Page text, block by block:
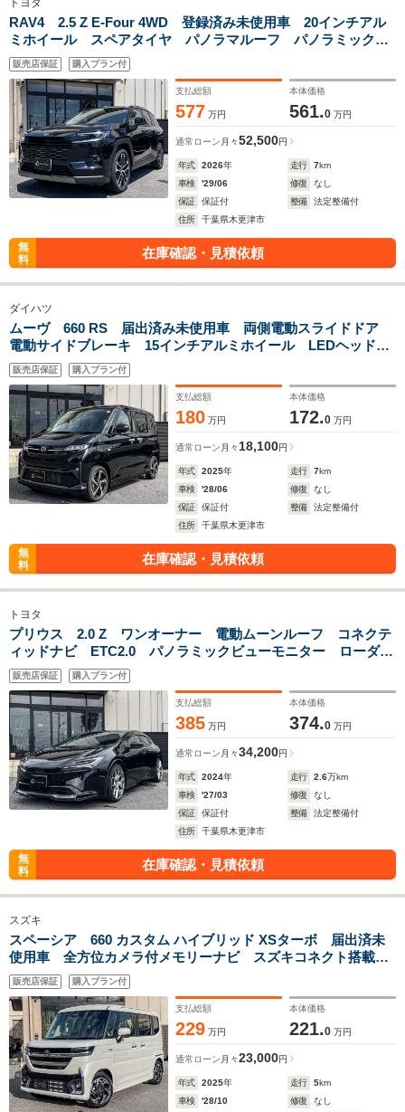
トヨタ
RAV4 2.5 Z E-Four 4WD 登録済み未使用車 20インチアル
ミホイール スペアタイヤ パノラマルーフ パノラミックビ
ューモニター アドバンスドドライブ ETC2.0 BSM
Bluetoothオーディオ ディスプレイオーディオ
販売店保証 購入プラン付
支払総額
577 万円
本体価格
561.0 万円
通常ローン 月々52,500円
年式 2026年 走行 7km
車検
'29/06 修復
なし
保証
保証付 整備
法定整備付
住所
千葉県木更津市
無
料
在庫確認・見積依頼
ダイハツ
ムーヴ 660 RS 届出済み未使用車 両側電動スライドドア
電動サイドブレーキ 15インチアルミホイール LEDヘッドラ
イト LEDフォグランプ 本革巻ステアリング ディスプレイ
オーディオ PVM Bluetooth
販売店保証 購入プラン付
支払総額
180 万円
本体価格
172.0 万円
通常ローン 月々 18,100円
年式 2025年 走行 7km
車検
'28/06 修復
なし
保証
保証付 整備
法定整備付
住所
千葉県木更津市
無
料
在庫確認・見積依頼
トヨタ
プリウス 2.0 Z ワンオーナー 電動ムーンルーフ コネクテ
ィッドナビ ETC2.0 パノラミックビューモニター ローダウ
ン 20インチアルミホイール Bluetoothオーディオ LEDヘ
ッドランプ スマートキー
販売店保証 購入プラン付
支払総額
385 万円
本体価格
374.0 万円
通常ローン 月々34,200円
年式 2024年 走行 2.6万km
車検
'27/03 修復
なし
保証
保証付 整備
法定整備付
住所
千葉県木更津市
無
料
在庫確認・見積依頼
スズキ
スペーシア 660 カスタム ハイブリッド XSターボ 届出済未
使用車 全方位カメラ付メモリーナビ スズキコネクト搭載
両側電動スライドドア パドルシフト シートヒーター ステ
アリングヒーター ヘッドアップディスプレイ LEDヘッドラ
イト
販売店保証 購入プラン付
支払総額
229 万円
本体価格
221.0 万円
通常ローン 月々23,000円
年式 2025年 走行 5km
車検
'28/10 修復
なし